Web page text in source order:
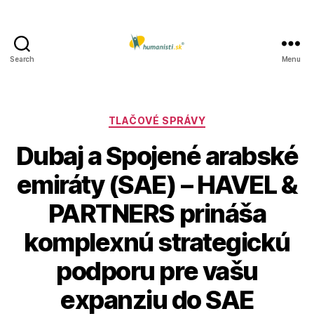
Search Menu
Kategórie
TLAČOVÉ SPRÁVY
Dubaj a Spojené arabské
emiráty (SAE) – HAVEL &
PARTNERS prináša
komplexnú strategickú
podporu pre vašu
expanziu do SAE